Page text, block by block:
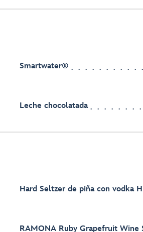
Smartwater®
Leche chocolatada
Hard Seltzer de piña con vodka
RAMONA Ruby Grapefruit Wine